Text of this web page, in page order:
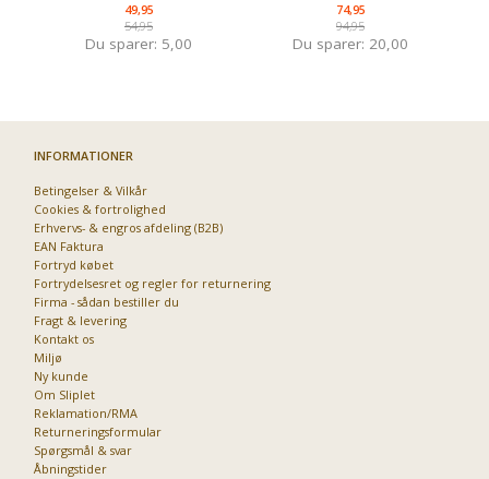
49,95
54,95
Du sparer: 5,00
74,95
94,95
Du sparer: 20,00
INFORMATIONER
Betingelser & Vilkår
Cookies & fortrolighed
Erhvervs- & engros afdeling (B2B)
EAN Faktura
Fortryd købet
Fortrydelsesret og regler for returnering
Firma - sådan bestiller du
Fragt & levering
Kontakt os
Miljø
Ny kunde
Om Sliplet
Reklamation/RMA
Returneringsformular
Spørgsmål & svar
Åbningstider